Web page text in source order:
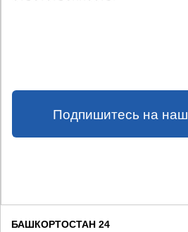
Подпишитесь на наш
БАШКОРТОСТАН 24